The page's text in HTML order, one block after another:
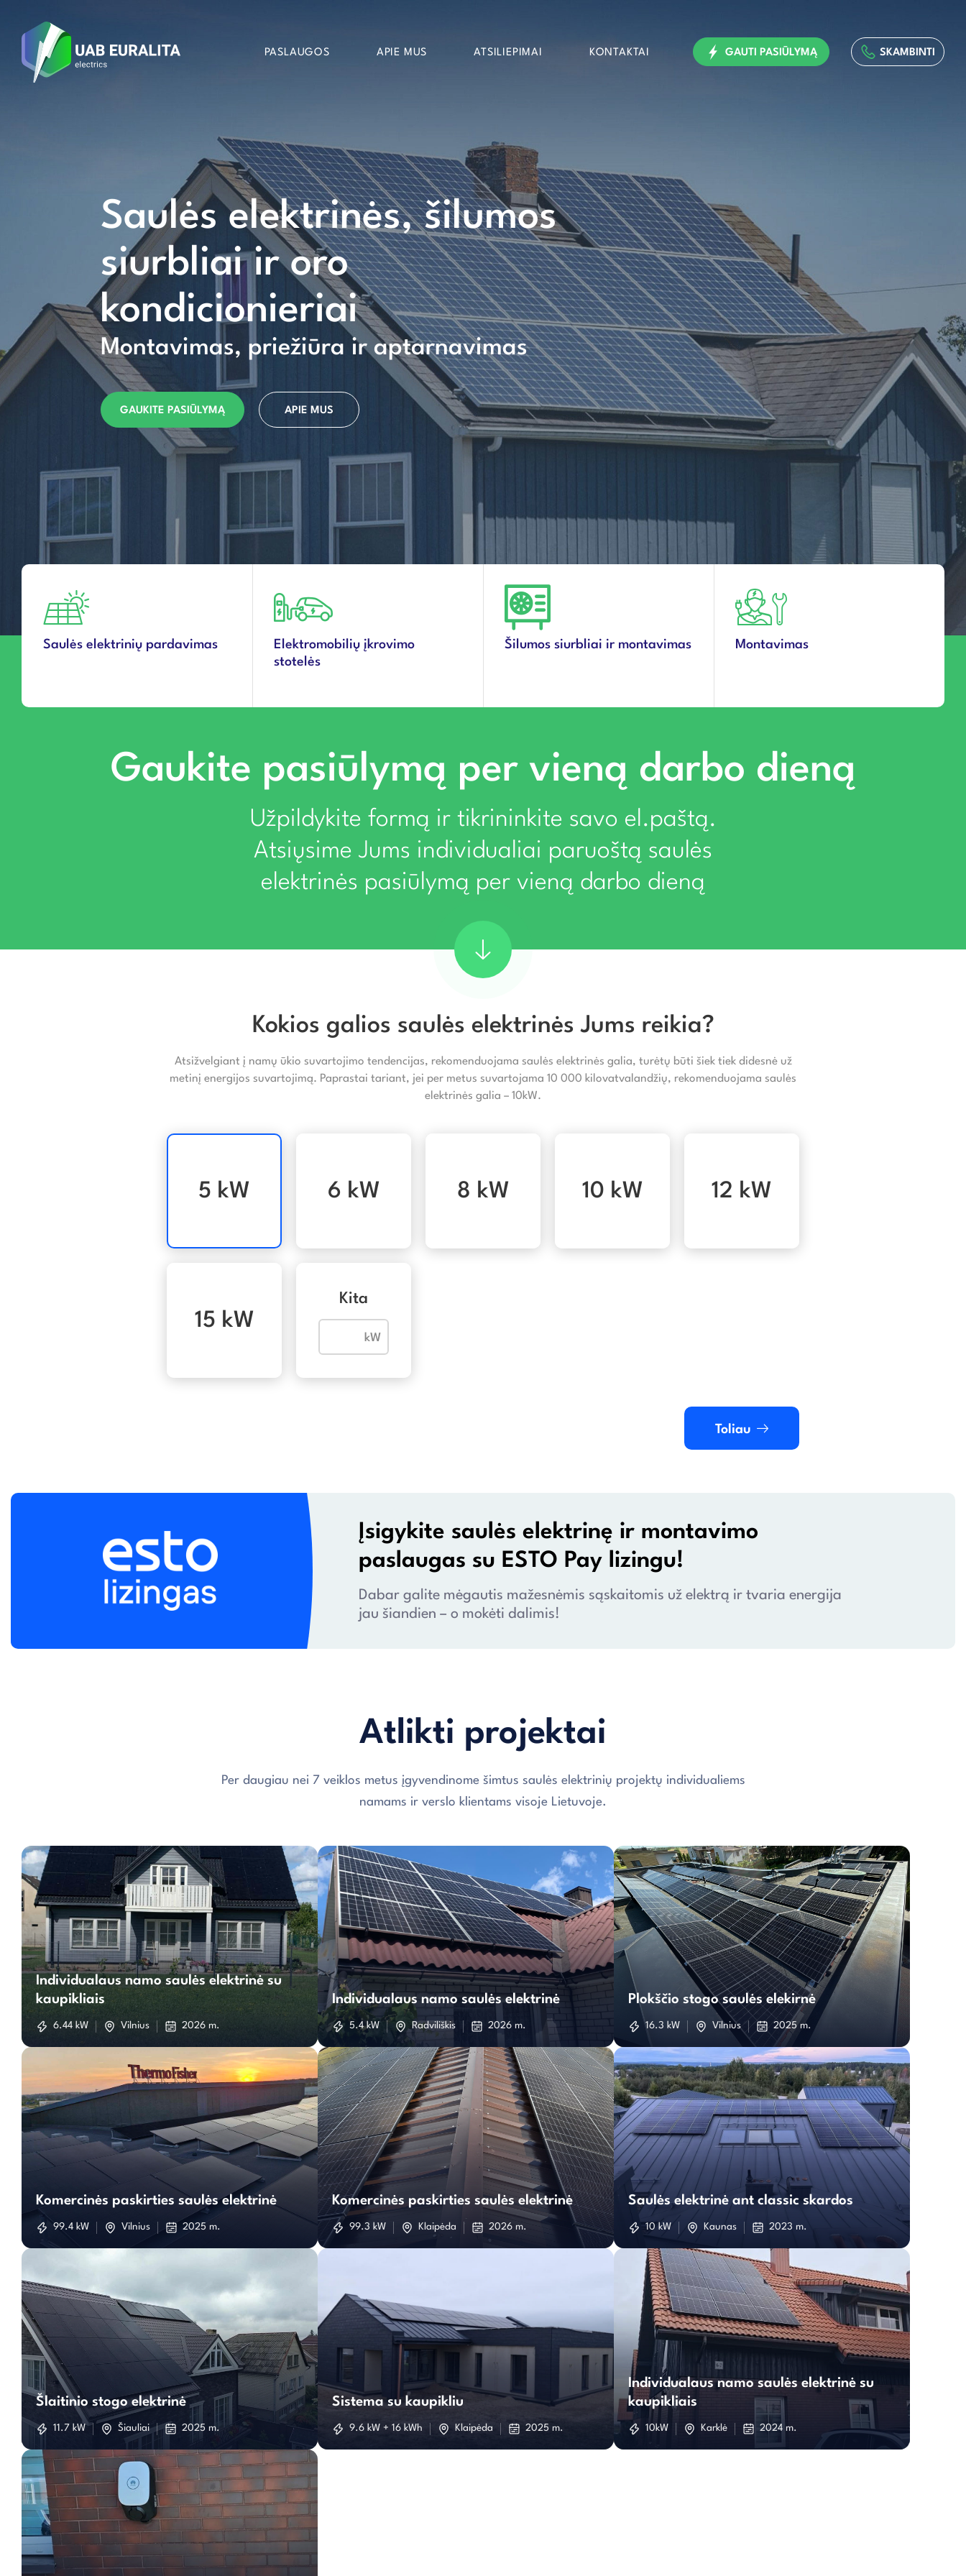
PASLAUGOS APIE MUS ATSILIEPIMAI KONTAKTAI GAUTI PASIŪLYMĄ SKAMBINTI
Saulės elektrinės, šilumos
siurbliai ir oro
kondicionieriai
Montavimas, priežiūra ir aptarnavimas
GAUKITE PASIŪLYMĄ APIE MUS
Saulės elektrinių pardavimas
Elektromobilių įkrovimo
stotelės
Šilumos siurbliai ir montavimas Montavimas
Gaukite pasiūlymą per vieną darbo dieną
Užpildykite formą ir tikrininkite savo el.paštą.
Atsiųsime Jums individualiai paruoštą saulės
elektrinės pasiūlymą per vieną darbo dieną
Kokios galios saulės elektrinės Jums reikia?
Atsižvelgiant į namų ūkio suvartojimo tendencijas, rekomenduojama saulės elektrinės galia, turėtų būti šiek tiek didesnė už
metinį energijos suvartojimą. Paprastai tariant, jei per metus suvartojama 10 000 kilovatvalandžių, rekomenduojama saulės
elektrinės galia – 10kW.
5 kW 6 kW 8 kW 10 kW 12 kW
15 kW
Kita
Toliau
Įsigykite saulės elektrinę ir montavimo
paslaugas su ESTO Pay lizingu!
Dabar galite mėgautis mažesnėmis sąskaitomis už elektrą ir tvaria energija
jau šiandien – o mokėti dalimis!
Atlikti projektai
Per daugiau nei 7 veiklos metus įgyvendinome šimtus saulės elektrinių projektų individualiems
namams ir verslo klientams visoje Lietuvoje.
Individualaus
namo
saulės
elektrinė
kaupikliais
Individualaus namo saulės elektrinė su
kaupikliais
6.44 kW Vilnius 2026 m.
Individualaus
namo
saulės
elektrinė
Individualaus namo saulės elektrinė
5.4 kW Radviliškis 2026 m.
Plokščio
stogo
saulės
elekirnė
Plokščio stogo saulės elekirnė
16.3 kW Vilnius 2025 m.
Komercinės
paskirties
saulės
elektrinė
Komercinės paskirties saulės elektrinė
99.4 kW Vilnius 2025 m.
Komercinės
paskirties
saulės
elektrinė
Komercinės paskirties saulės elektrinė
99.3 kW Klaipėda 2026 m.
Saulės
elektrinė
ant
classic
skardos
Saulės elektrinė ant classic skardos
10 kW Kaunas 2023 m.
Šlaitinio
stogo
elektrinė
Šlaitinio stogo elektrinė
11.7 kW Šiauliai 2025 m.
Sistema
su
Sistema su kaupikliu
9.6 kW + 16 kWh Klaipėda 2025 m.
Individualaus
namo
saulės
elektrinė
Individualaus namo saulės elektrinė su
kaupikliais
10kW Karklė 2024 m.
Įkorvimo